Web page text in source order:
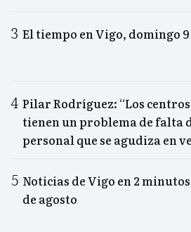
El tiempo en Vigo, domingo 9
Pilar Rodríguez: “Los
tienen un problema de falta
personal que se agudiza en
Noticias de Vigo en 2
de agosto